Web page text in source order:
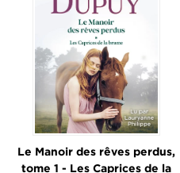
Le Manoir des rêves perdus,
tome 1 - Les Caprices de la